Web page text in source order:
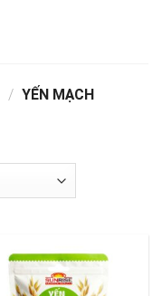
/ YẾN MẠCH